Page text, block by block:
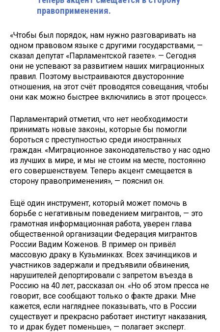
правоприменения.
«Чтобы был порядок, нам нужно разговаривать на
одном правовом языке с другими государствами, —
сказал депутат «Парламентской газете». — Сегодня
они не успевают за развитием наших миграционных
правил. Поэтому выстраиваются двусторонние
отношения, на этот счёт проводятся совещания, чтобы
они как можно быстрее включились в этот процесс».
Парламентарий отметил, что нет необходимости
принимать новые законы, которые бы помогли
бороться с преступностью среди иностранных
граждан. «Миграционное законодательство у нас одно
из лучших в мире, и мы не стоим на месте, постоянно
его совершенствуем. Теперь акцент смещается в
сторону правоприменения», — пояснил он.
Ещё один инструмент, который может помочь в
борьбе с негативным поведением мигрантов, — это
грамотная информационная работа, уверен глава
общественной организации Федерация мигрантов
России Вадим Коженов. В пример он привёл
массовую драку в Кузьминках. Всех зачинщиков и
участников задержали и предъявили обвинения,
нарушителей депортировали с запретом въезда в
Россию на 40 лет, рассказал он. «Но об этом пресса не
говорит, все сообщают только о факте драки. Мне
кажется, если нагляднее показывать, что в России
существует и прекрасно работает институт наказания,
то и драк будет поменьше», — полагает эксперт.